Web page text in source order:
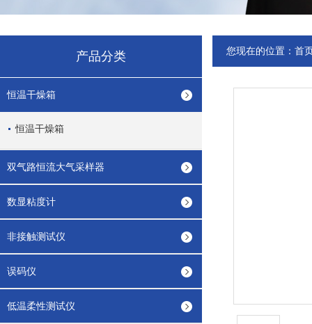
产品分类
恒温干燥箱
恒温干燥箱
双气路恒流大气采样器
数显粘度计
非接触测试仪
误码仪
低温柔性测试仪
您现在的位置： 首